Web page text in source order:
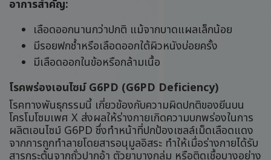
อาการสำคัญ:
เลือดออกนานกว่าปกติ แม้จากบาดแผลเล็กน้อย
มีรอยฟกช้ำหรือเลือดออกใต้ผิวหนังบ่อยครั้ง
มีเลือดออกในข้อหรือกล้ามเนื้อ
โรคพร่องเอนไซม์ G6PD (G6PD Deficiency)
โรคทางพันธุกรรมนี้ เกี่ยวข้องกับความผิดปกติของยีนบน
โครโมโซมเพศ X ส่งผลให้ร่างกายเกิดความบกพร่องในการ
ผลิตเอนไซม์ G6PD ซึ่งทำหน้าที่ปกป้องเซลล์เม็ดเลือดแดง
จากการถูกทำลายโดยสารอนุมูลอิสระ ทำให้เมื่อร่างกายได้รับ
สารกระตุ้นจากถั่วปากอ้า ตัวยาบางกลุ่ม หรือติดเชื้อบางอย่าง